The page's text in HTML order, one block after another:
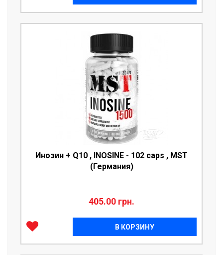
Инозин + Q10 , INOSINE - 102 caps , MST
(Германия)
405.00 грн.
В КОРЗИНУ